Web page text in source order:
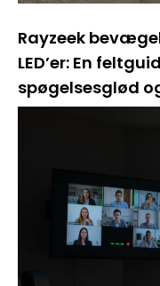
Rayzeek
LED’er: En
spøgelsesglød